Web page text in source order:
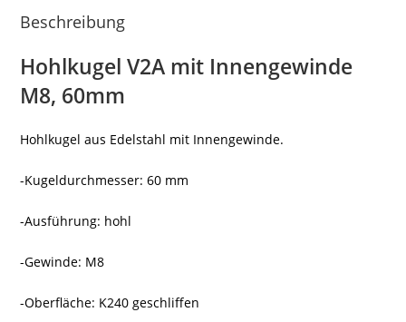
Beschreibung
Hohlkugel V2A mit Innengewinde
M8, 60mm
Hohlkugel aus Edelstahl mit Innengewinde.
-Kugeldurchmesser: 60 mm
-Ausführung: hohl
-Gewinde: M8
-Oberfläche: K240 geschliffen